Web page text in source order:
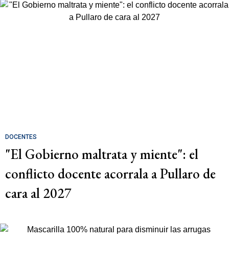
DOCENTES
"El Gobierno maltrata y miente": el
conflicto docente acorrala a Pullaro de
cara al 2027